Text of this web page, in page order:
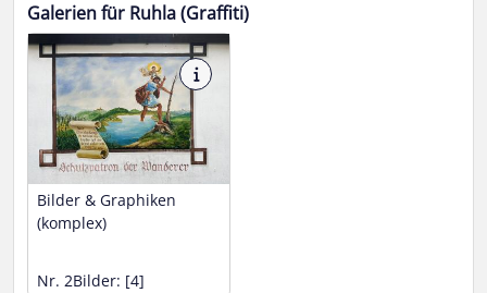
Galerien für Ruhla (Graffiti)
Bilder & Graphiken
(komplex)
Nr. 2Bilder: [4]